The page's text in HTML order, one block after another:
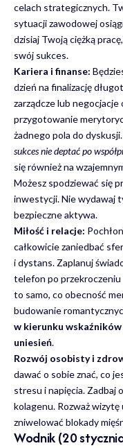
celach strategicznych.
sytuacji zawodowej
dzisiaj Twoją ciężką
swój sukces.
Kariera i finanse:
dzień na finalizację
zarządcze lub
przygotowanie
żadnego pola do dyskusji.
sukces nie deptać po
się również na
Możesz spodziewać się
inwestycji. Nie wydawaj
bezpieczne aktywa.
Miłość i relacje:
całkowicie zaniedbać
i dystans. Zaplanuj
telefon po
to samo, co obecność
budowanie
w kierunku wskaźników
uniesień.
Rozwój osobisty i
dawać o sobie znać, co
stresu i napięcia. Zadbaj
kolagenu. Rozważ
zniwelować blokady
Wodnik (20